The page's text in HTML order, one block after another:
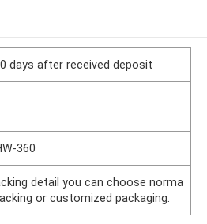
days after received deposit
360
detail you can choose norma
or customized packaging.